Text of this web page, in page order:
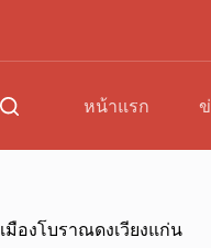
หน้าแรก
เมืองโบราณดงเวียงแก่น